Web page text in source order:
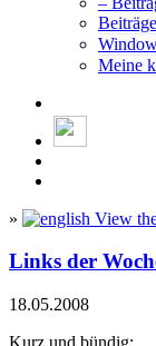
Meine
» View
Links der
18.05.2008